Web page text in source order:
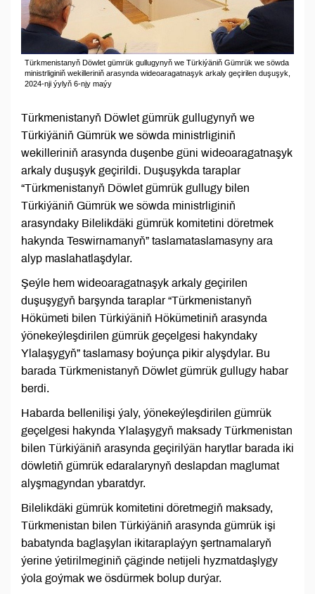
Türkmenistanyň Döwlet gümrük gullugynyň we Türkiýäniň Gümrük we söwda
ministrliginiň wekilleriniň arasynda wideoaragatnaşyk arkaly geçirilen duşuşyk,
2024-nji ýylyň 6-njy maýy
Türkmenistanyň Döwlet gümrük gullugynyň we
Türkiýäniň Gümrük we söwda ministrliginiň
wekilleriniň arasynda duşenbe güni wideoaragatnaşyk
arkaly duşuşyk geçirildi. Duşuşykda taraplar
“Türkmenistanyň Döwlet gümrük gullugy bilen
Türkiýäniň Gümrük we söwda ministrliginiň
arasyndaky Bilelikdäki gümrük komitetini döretmek
hakynda Teswirnamanyň” taslamataslamasyny ara
alyp maslahatlaşdylar.
Şeýle hem wideoaragatnaşyk arkaly geçirilen
duşuşygyň barşynda taraplar “Türkmenistanyň
Hökümeti bilen Türkiýäniň Hökümetiniň arasynda
ýönekeýleşdirilen gümrük geçelgesi hakyndaky
Ylalaşygyň” taslamasy boýunça pikir alyşdylar. Bu
barada Türkmenistanyň Döwlet gümrük gullugy habar
berdi.
Habarda bellenilişi ýaly, ýönekeýleşdirilen gümrük
geçelgesi hakynda Ylalaşygyň maksady Türkmenistan
bilen Türkiýäniň arasynda geçirilýän harytlar barada iki
döwletiň gümrük edaralarynyň deslapdan maglumat
alyşmagyndan ybaratdyr.
Bilelikdäki gümrük komitetini döretmegiň maksady,
Türkmenistan bilen Türkiýäniň arasynda gümrük işi
babatynda baglaşylan ikitaraplaýyn şertnamalaryň
ýerine ýetirilmeginiň çäginde netijeli hyzmatdaşlygy
ýola goýmak we ösdürmek bolup durýar.